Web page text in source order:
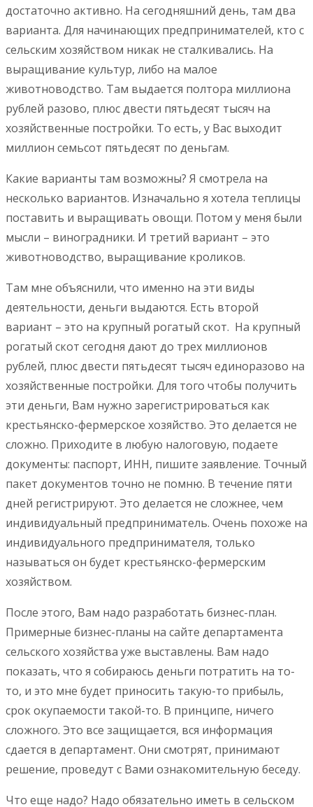
достаточно активно. На сегодняшний день, там два
варианта. Для начинающих предпринимателей, кто с
сельским хозяйством никак не сталкивались. На
выращивание культур, либо на малое
животноводство. Там выдается полтора миллиона
рублей разово, плюс двести пятьдесят тысяч на
хозяйственные постройки. То есть, у Вас выходит
миллион семьсот пятьдесят по деньгам.
Какие варианты там возможны? Я смотрела на
несколько вариантов. Изначально я хотела теплицы
поставить и выращивать овощи. Потом у меня были
мысли – виноградники. И третий вариант – это
животноводство, выращивание кроликов.
Там мне объяснили, что именно на эти виды
деятельности, деньги выдаются. Есть второй
вариант – это на крупный рогатый скот. На крупный
рогатый скот сегодня дают до трех миллионов
рублей, плюс двести пятьдесят тысяч единоразово на
хозяйственные постройки. Для того чтобы получить
эти деньги, Вам нужно зарегистрироваться как
крестьянско-фермерское хозяйство. Это делается не
сложно. Приходите в любую налоговую, подаете
документы: паспорт, ИНН, пишите заявление. Точный
пакет документов точно не помню. В течение пяти
дней регистрируют. Это делается не сложнее, чем
индивидуальный предприниматель. Очень похоже на
индивидуального предпринимателя, только
называться он будет крестьянско-фермерским
хозяйством.
После этого, Вам надо разработать бизнес-план.
Примерные бизнес-планы на сайте департамента
сельского хозяйства уже выставлены. Вам надо
показать, что я собираюсь деньги потратить на то-
то, и это мне будет приносить такую-то прибыль,
срок окупаемости такой-то. В принципе, ничего
сложного. Это все защищается, вся информация
сдается в департамент. Они смотрят, принимают
решение, проведут с Вами ознакомительную беседу.
Что еще надо? Надо обязательно иметь в сельском